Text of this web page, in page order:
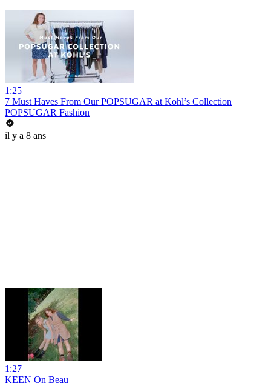
1:25
7 Must Haves From Our POPSUGAR at Kohl’s Collection
POPSUGAR Fashion
il y a 8 ans
1:27
KEEN On Beau